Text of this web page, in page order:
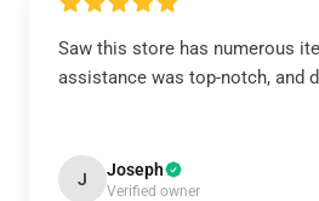
Saw this store has numerous
assistance was top-notch, and
J Joseph
Verified owner